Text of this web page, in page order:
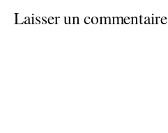
Laisser un commentaire